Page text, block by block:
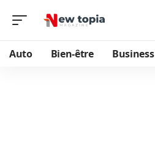
Auto Bien-être Business